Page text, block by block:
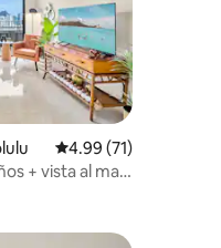
Calificación
4.99 (71)
+ vista al mar